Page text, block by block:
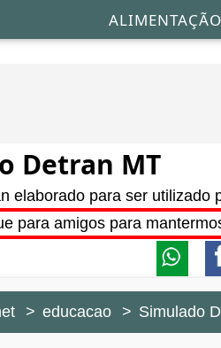
ALIMENTAÇÃO
Detran MT
elaborado para ser utilizado
para amigos para
educacao Simulado